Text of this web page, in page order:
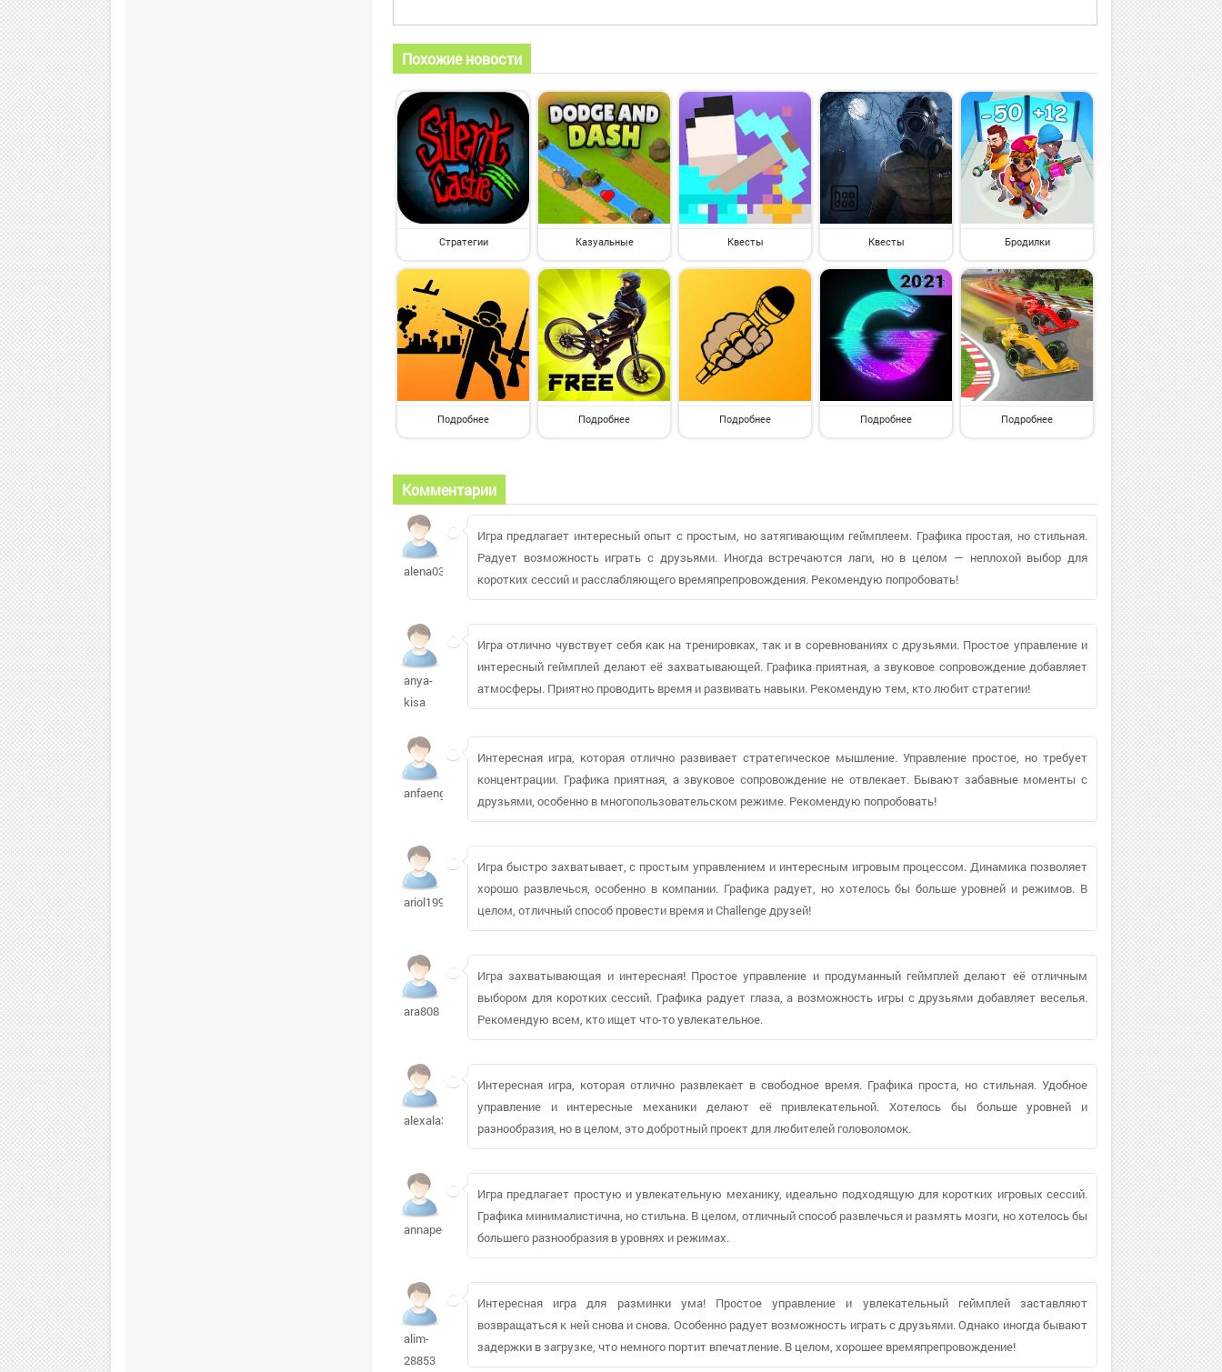
Похожие новости
Стратегии Казуальные Квесты Квесты Бродилки
Подробнее Подробнее Подробнее Подробнее Подробнее
Комментарии
alena03f
Игра предлагает интересный опыт с простым, но затягивающим геймплеем. Графика простая, но стильная.
Радует возможность играть с друзьями. Иногда встречаются лаги, но в целом — неплохой выбор для
коротких сессий и расслабляющего времяпрепровождения. Рекомендую попробовать!
anya-
kisa
Игра отлично чувствует себя как на тренировках, так и в соревнованиях с друзьями. Простое управление и
интересный геймплей делают её захватывающей. Графика приятная, а звуковое сопровождение добавляет
атмосферы. Приятно проводить время и развивать навыки. Рекомендую тем, кто любит стратегии!
anfaenger
Интересная игра, которая отлично развивает стратегическое мышление. Управление простое, но требует
концентрации. Графика приятная, а звуковое сопровождение не отвлекает. Бывают забавные моменты с
друзьями, особенно в многопользовательском режиме. Рекомендую попробовать!
ariol1995991
Игра быстро захватывает, с простым управлением и интересным игровым процессом. Динамика позволяет
хорошо развлечься, особенно в компании. Графика радует, но хотелось бы больше уровней и режимов. В
целом, отличный способ провести время и Challenge друзей!
ara808
Игра захватывающая и интересная! Простое управление и продуманный геймплей делают её отличным
выбором для коротких сессий. Графика радует глаза, а возможность игры с друзьями добавляет веселья.
Рекомендую всем, кто ищет что-то увлекательное.
alexala369
Интересная игра, которая отлично развлекает в свободное время. Графика проста, но стильная. Удобное
управление и интересные механики делают её привлекательной. Хотелось бы больше уровней и
разнообразия, но в целом, это добротный проект для любителей головоломок.
annapedzik
Игра предлагает простую и увлекательную механику, идеально подходящую для коротких игровых сессий.
Графика минималистична, но стильна. В целом, отличный способ развлечься и размять мозги, но хотелось бы
большего разнообразия в уровнях и режимах.
alim-
28853
Интересная игра для разминки ума! Простое управление и увлекательный геймплей заставляют
возвращаться к ней снова и снова. Особенно радует возможность играть с друзьями. Однако иногда бывают
задержки в загрузке, что немного портит впечатление. В целом, хорошее времяпрепровождение!